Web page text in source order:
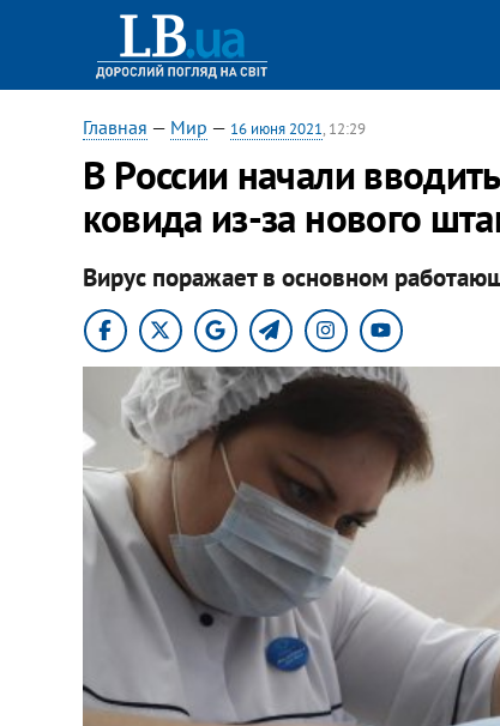
Главная — Мир — 16 июня 2021, 12:29
В России начали
ковида из-за нового
Вирус поражает в основном